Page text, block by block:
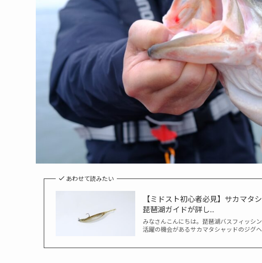
あわせて読みたい
【ミドスト初心者必見】サカマタ
琵琶湖ガイドが詳し...
みなさんこんにちは。琵琶湖バスフィッシ
活躍の機会があるサカマタシャッドのジグ